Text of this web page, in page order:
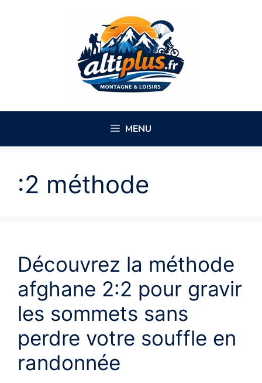
MENU
:2 méthode
Découvrez la méthode
afghane 2:2 pour gravir
les sommets sans
perdre votre souffle en
randonnée